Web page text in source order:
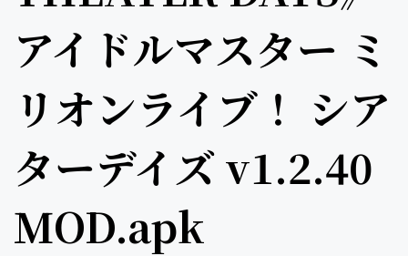
アイドルマスター ミ
リオンライブ！ シア
ターデイズ v1.2.40
MOD.apk